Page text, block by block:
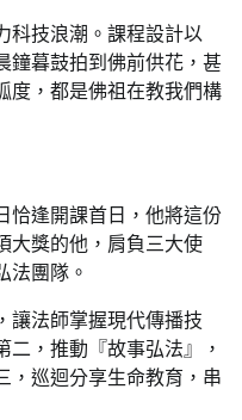
科技浪潮。課程設計以
鐘暮鼓拍到佛前供花，甚
度，都是佛祖在教我們構
恰逢開課首日，他將這份
大獎的他，肩負三大使
法團隊。
讓法師掌握現代傳播技
，推動『故事弘法』，
，巡迴分享生命教育，串